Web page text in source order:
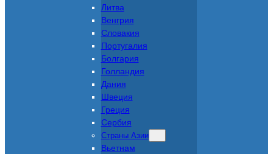
Литва
Венгрия
Словакия
Португалия
Болгария
Голландия
Дания
Швеция
Греция
Сербия
Страны Азии
Вьетнам